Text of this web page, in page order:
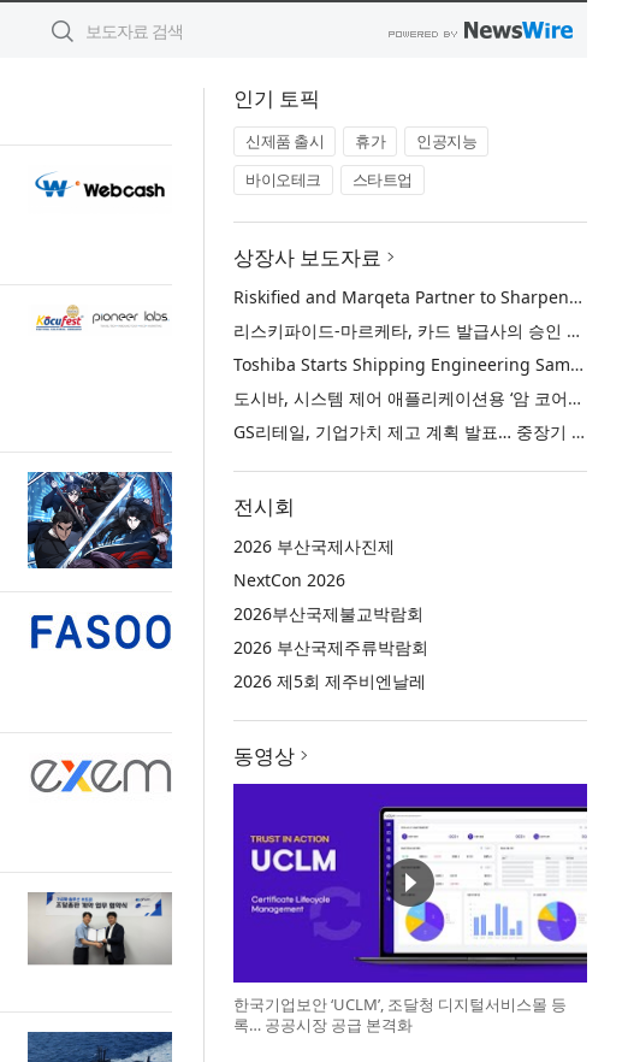
인기 토픽
신제품 출시 휴가
인공지능
바이오테크
스타트업
상장사 보도자료
Riskified and Marqeta Partner to Sharpen Card Issuer Authorization Decisions and Help Reduce False Declines
리스키파이드-마르케타, 카드 발급사의 승인 판단 정교화 및 오거절 감소 위해 협력
Toshiba Starts Shipping Engineering Samples of TXZ+™ Family Entry‑Class M4V Group, Standard Microcontrollers with Arm® Cortex®‑M4 Core for System Control Applications
도시바, 시스템 제어 애플리케이션용 ‘암 코어텍스-M4’ 코어 탑재 표준 마이크로컨트롤러 TXZ+ 패밀리 엔트리 클래스 ‘M4V 그룹’ 엔지니어링 샘플 출하 개시
GS리테일, 기업가치 제고 계획 발표… 중장기 성장 기반 강화와 주주가치 제고
전시회
2026 부산국제사진제
NextCon 2026
2026부산국제불교박람회
2026 부산국제주류박람회
2026 제5회 제주비엔날레
동영상
한국기업보안 ‘UCLM’, 조달청 디지털서비스몰 등
록… 공공시장 공급 본격화